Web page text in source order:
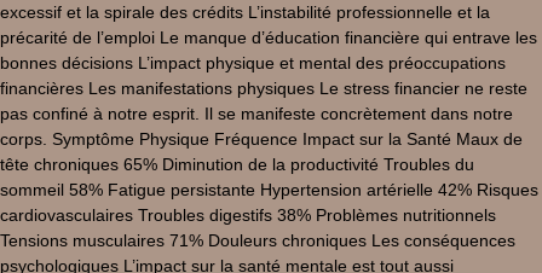
excessif et la spirale des crédits L’instabilité professionnelle et la
précarité de l’emploi Le manque d’éducation financière qui entrave les
bonnes décisions L’impact physique et mental des préoccupations
financières Les manifestations physiques Le stress financier ne reste
pas confiné à notre esprit. Il se manifeste concrètement dans notre
corps. Symptôme Physique Fréquence Impact sur la Santé Maux de
tête chroniques 65% Diminution de la productivité Troubles du
sommeil 58% Fatigue persistante Hypertension artérielle 42% Risques
cardiovasculaires Troubles digestifs 38% Problèmes nutritionnels
Tensions musculaires 71% Douleurs chroniques Les conséquences
psychologiques L’impact sur la santé mentale est tout aussi